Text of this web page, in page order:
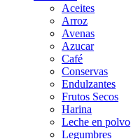
Aceites
Arroz
Avenas
Azucar
Café
Conservas
Endulzantes
Frutos Secos
Harina
Leche en polvo
Legumbres